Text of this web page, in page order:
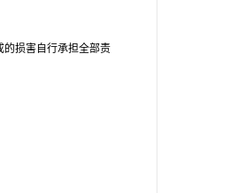
的损害自行承担全部责